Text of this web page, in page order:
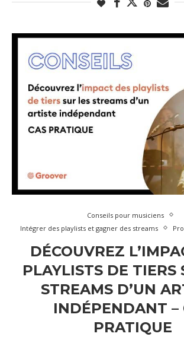
Conseils pour musiciens
Intégrer des playlists et gagner des streams
DÉCOUVREZ
PLAYLISTS DE TIERS
STREAMS D’UN
INDÉPENDANT –
PRATIQUE